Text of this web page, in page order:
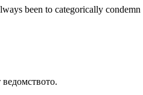
been to categorically